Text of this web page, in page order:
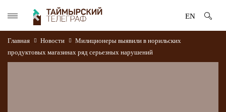
EN
Главная Новости
Милиционеры выявили в норильских
продуктовых магазинах ряд серьезных нарушений